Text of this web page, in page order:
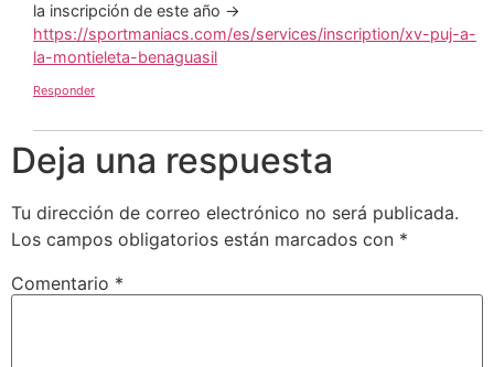
la inscripción de este año ->
https://sportmaniacs.com/es/services/inscription/xv-puj-a-
la-montieleta-benaguasil
Responder
Deja una respuesta
Tu dirección de correo electrónico no será publicada.
Los campos obligatorios están marcados con *
Comentario *